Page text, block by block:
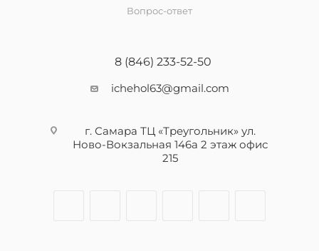
Вопрос-ответ
8 (846) 233-52-50
ichehol63@gmail.com
г. Самара ТЦ «Треугольник» ул.
Ново-Вокзальная 146а 2 этаж офис
215